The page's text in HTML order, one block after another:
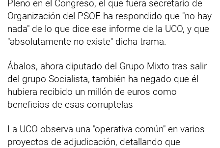
Pleno en el Congreso, el que fuera secretario de
Organización del PSOE ha respondido que "no hay
nada" de lo que dice ese informe de la UCO, y que
"absolutamente no existe" dicha trama.
Ábalos, ahora diputado del Grupo Mixto tras salir
del grupo Socialista, también ha negado que él
hubiera recibido un millón de euros como
beneficios de esas corruptelas
La UCO observa una "operativa común" en varios
proyectos de adjudicación, detallando que